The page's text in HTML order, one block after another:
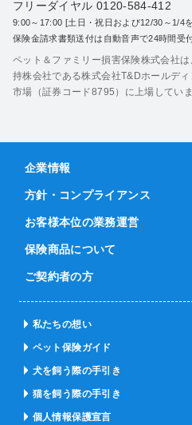
フリーダイヤル 0120-584-412
9:00～17:00 [土日・祝日および12/30～1/4
保険金請求書類送付は自動音声で24時間受
ペット＆ファミリー損害保険株式会社
持株会社である株式会社T&Dホールデ
市場（証券コード8795）に上場していま
企業情報
方針・コンプライアンス
お客様本位の業務運営
保険商品について
ご契約者の方
私たちの想い
ペット保険ガイド
犬を飼う際の手引き
猫を飼う際の手引き
個人情報保護宣言